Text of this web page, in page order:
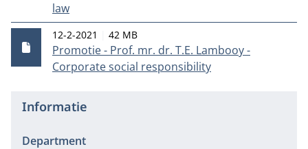
law
Promotie - Prof. mr. dr. T.E. Lambooy -
Corporate social responsibility
Publicatiedatum
12-2-2021 Bestandsgrootte
42 MB
Informatie
Department